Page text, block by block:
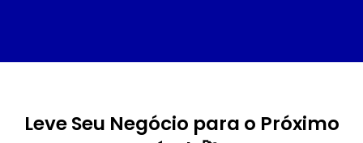
Leve Seu Negócio para o Próximo